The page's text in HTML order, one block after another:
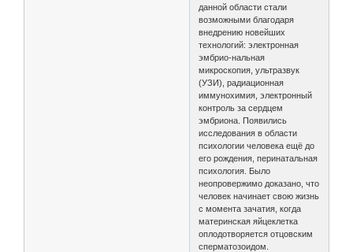
данной области стали
возможными благодаря
внедрению новейших
технологий: электронная
эмбрио-нальная
микроскопия, ультразвук
(УЗИ), радиационная
иммунохимия, электронный
контроль за сердцем
эмбриона. Появились
исследования в области
психологии человека ещё до
его рождения, перинатальная
психология. Было
неопровержимо доказано, что
человек начинает свою жизнь
с момента зачатия, когда
материнская яйцеклетка
оплодотворяется отцовским
сперматозоидом.